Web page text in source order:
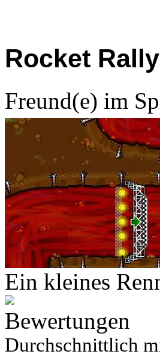
Rocket Rally
Freund(e) im
Ein kleines
Bewertungen
Durchschnittlich